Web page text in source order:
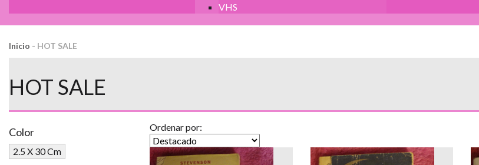
VHS
Inicio - HOT SALE
HOT SALE
Color
2.5 X 30 Cm
Ordenar por: